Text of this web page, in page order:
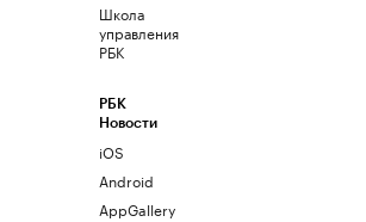
Школа
управления
РБК
РБК
Новости
iOS
Android
AppGallery